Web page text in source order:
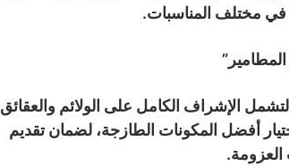
في مختلف المناسبات.
الإشراف الكامل على الولائم والعقائق
أفضل المكونات الطازجة، لضمان تقديم